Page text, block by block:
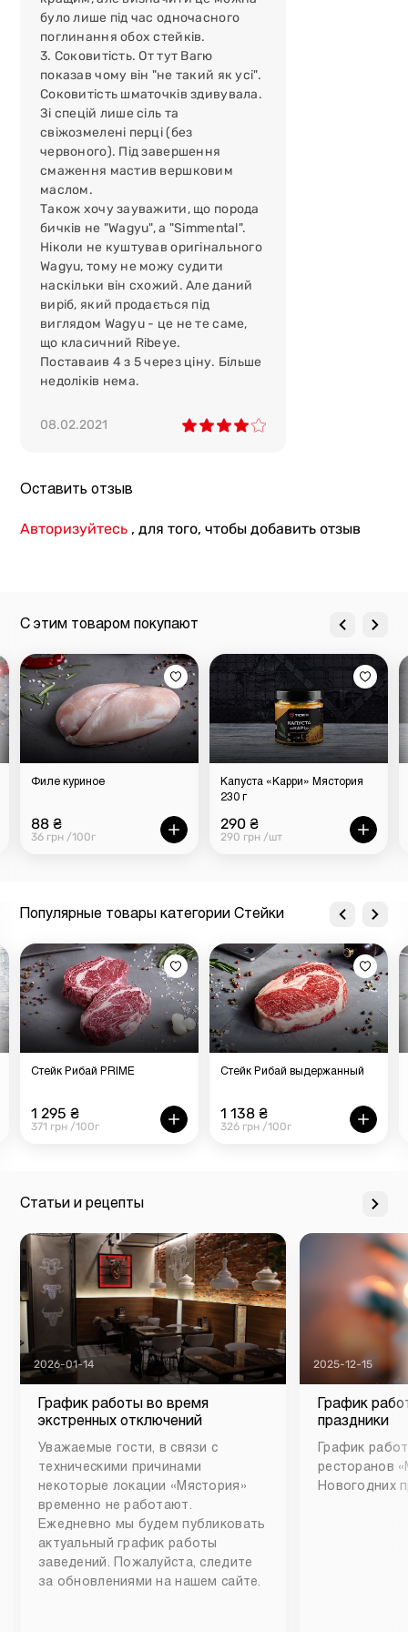
месяца при температуре от 0°С до 5°С.
Вес продукции указывается в сыром виде. Заказывайте
доставку товара по Киеву и городам Украины или
посетите ближайший магазин-ресторан сети
«Мястория».
було лише під час одночасного
поглинання обох стейків.
3. Соковитість. От тут Вагю
показав чому він "не такий як усі".
Соковитість шматочків здивувала.
Зі спецій лише сіль та
свіжозмелені перці (без
червоного). Під завершення
смаження мастив вершковим
маслом.
Також хочу зауважити, що порода
бичків не "Wagyu", а "Simmental".
Ніколи не куштував оригінального
Wagyu, тому не можу судити
наскільки він схожий. Але даний
виріб, який продається під
виглядом Wagyu - це не те саме,
що класичний Ribeye.
Поставаив 4 з 5 через ціну. Більше
недоліків нема.
08.02.2021
Оставить отзыв
Авторизуйтесь , для того, чтобы добавить отзыв
С этим товаром покупают
Филе куриное
88 ₴
36 грн /100г
Капуста «Карри» Мястория
230 г
290 ₴
290 грн /шт
Популярные товары категории Стейки
Стейк Рибай PRIME
1 295 ₴
371 грн /100г
Стейк Рибай выдержанный
1 138 ₴
326 грн /100г
Статьи и рецепты
2026-01-14
График работы во время
экстренных отключений
Уважаемые гости, в связи с
техническими причинами
некоторые локации «Мястория»
временно не работают.
Ежедневно мы будем публиковать
актуальный график работы
заведений. Пожалуйста, следите
за обновлениями на нашем сайте.
2025-12-15
График
праздники
График
ресторанов
Новогодних